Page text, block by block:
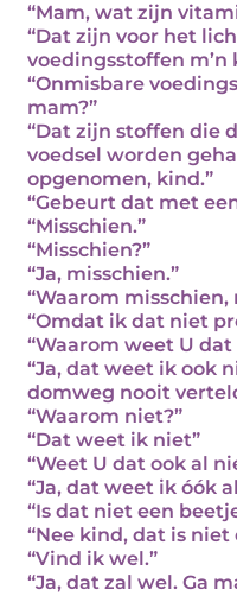
“Mam, wat zijn
“Dat zijn voor het
voedingsstoffen m’n
“Onmisbare
mam?”
“Dat zijn stoffen die
voedsel worden
opgenomen, kind.”
“Gebeurt dat met
“Misschien.”
“Misschien?”
“Ja, misschien.”
“Waarom misschien,
“Omdat ik dat niet
“Waarom weet U
“Ja, dat weet ik ook
domweg nooit
“Waarom niet?”
“Dat weet ik niet”
“Weet U dat ook al
“Ja, dat weet ik óók
“Is dat niet een
“Nee kind, dat is niet
“Vind ik wel.”
“Ja, dat zal wel. Ga